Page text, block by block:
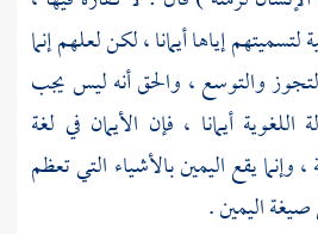
إياها أيمانا ، لكن لعلهم إنما
والتوسع ، والحق أنه ليس يجب
أيمانا ، فإن الأيمان في لغة
يقع اليمين بالأشياء التي تعظم
اليمين .